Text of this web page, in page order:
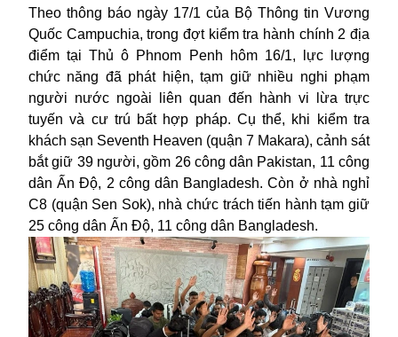
Theo thông báo ngày 17/1 của Bộ Thông tin Vương
Quốc Campuchia, trong đợt kiểm tra hành chính 2 địa
điểm tại Thủ ô Phnom Penh hôm 16/1, lực lượng
chức năng đã phát hiện, tạm giữ nhiều nghi phạm
người nước ngoài liên quan đến hành vi lừa trực
tuyến và cư trú bất hợp pháp. Cụ thể, khi kiểm tra
khách sạn Seventh Heaven (quận 7 Makara), cảnh sát
bắt giữ 39 người, gồm 26 công dân Pakistan, 11 công
dân Ấn Độ, 2 công dân Bangladesh. Còn ở nhà nghỉ
C8 (quận Sen Sok), nhà chức trách tiến hành tạm giữ
25 công dân Ấn Độ, 11 công dân Bangladesh.